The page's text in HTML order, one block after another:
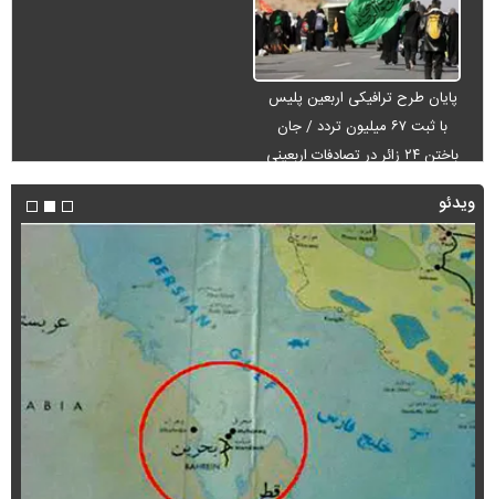
پایان طرح ترافیکی اربعین پلیس
با ثبت ۶۷ میلیون تردد / جان
باختن ۲۴ زائر در تصادفات اربعینی
ویدئو